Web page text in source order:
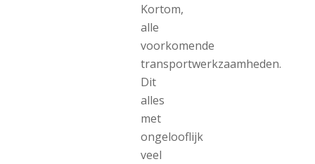
Kortom,
alle
voorkomende
transportwerkzaamheden.
Dit
alles
met
ongelooflijk
veel